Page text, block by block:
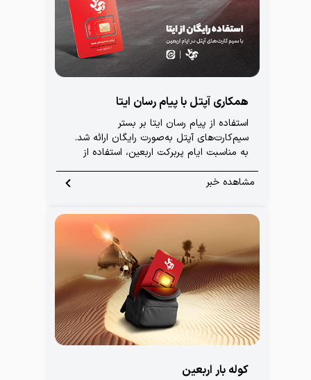
همکاری آپتل با پیام رسان ایتا
استفاده از پیام رسان ایتا بر بستر
سیم‌کارت‌های آپتل به‌صورت رایگان ارائه شد.
به مناسبت ایام پربرکت اربعین، استفاده از
های آپتل در ایران و عراق، کاملاً رایگان و
مشاهده خبر
کوله‌ بار اربعین